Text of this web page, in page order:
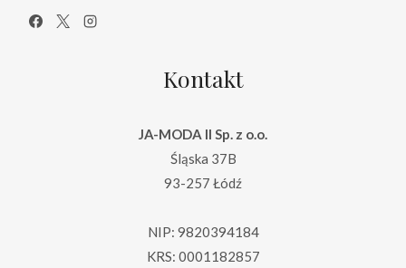
Kontakt
JA-MODA II Sp. z o.o.
Śląska 37B
93-257 Łódź
NIP: 9820394184
KRS: 0001182857